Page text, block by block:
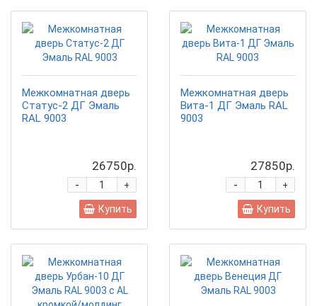
Межкомнатная дверь
Статус-2 ДГ Эмаль
RAL 9003
26750р.
+
-
Купить
Межкомнатная дверь
Вита-1 ДГ Эмаль RAL
9003
27850р.
+
-
Купить